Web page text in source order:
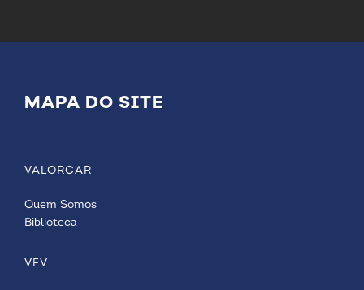
MAPA DO SITE
VALORCAR
Quem Somos
Biblioteca
VFV